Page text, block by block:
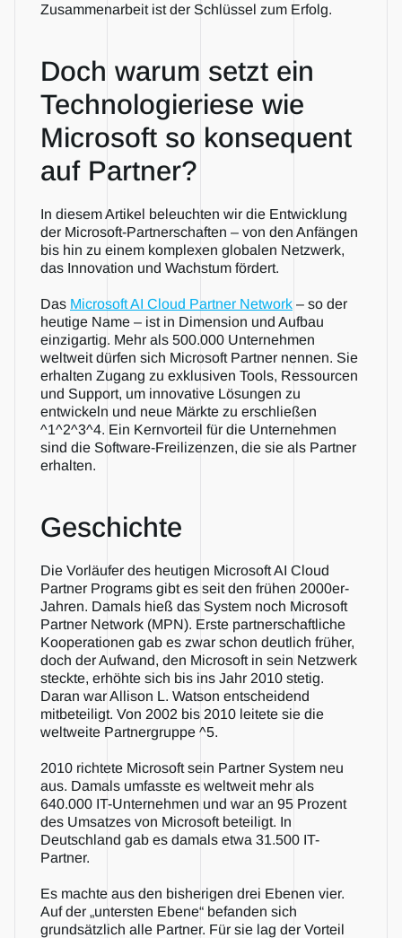
Zusammenarbeit ist der Schlüssel zum Erfolg.
Doch warum setzt ein
Technologieriese wie
Microsoft so konsequent
auf Partner?
In diesem Artikel beleuchten wir die Entwicklung
der Microsoft-Partnerschaften – von den Anfängen
bis hin zu einem komplexen globalen Netzwerk,
das Innovation und Wachstum fördert.
Das Microsoft AI Cloud Partner Network – so der
heutige Name – ist in Dimension und Aufbau
einzigartig. Mehr als 500.000 Unternehmen
weltweit dürfen sich Microsoft Partner nennen. Sie
erhalten Zugang zu exklusiven Tools, Ressourcen
und Support, um innovative Lösungen zu
entwickeln und neue Märkte zu erschließen
^1^2^3^4. Ein Kernvorteil für die Unternehmen
sind die Software-Freilizenzen, die sie als Partner
erhalten.
Geschichte
Die Vorläufer des heutigen Microsoft AI Cloud
Partner Programs gibt es seit den frühen 2000er-
Jahren. Damals hieß das System noch Microsoft
Partner Network (MPN). Erste partnerschaftliche
Kooperationen gab es zwar schon deutlich früher,
doch der Aufwand, den Microsoft in sein Netzwerk
steckte, erhöhte sich bis ins Jahr 2010 stetig.
Daran war Allison L. Watson entscheidend
mitbeteiligt. Von 2002 bis 2010 leitete sie die
weltweite Partnergruppe ^5.
2010 richtete Microsoft sein Partner System neu
aus. Damals umfasste es weltweit mehr als
640.000 IT-Unternehmen und war an 95 Prozent
des Umsatzes von Microsoft beteiligt. In
Deutschland gab es damals etwa 31.500 IT-
Partner.
Es machte aus den bisherigen drei Ebenen vier.
Auf der „untersten Ebene“ befanden sich
grundsätzlich alle Partner. Für sie lag der Vorteil